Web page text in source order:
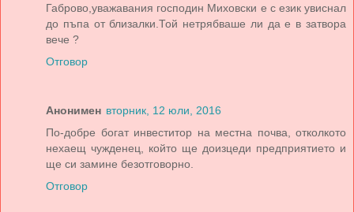
Габрово,уважавания господин Миховски е с език увиснал
до пъпа от близалки.Той нетрябваше ли да е в затвора
вече ?
Отговор
Анонимен вторник, 12 юли, 2016
По-добре богат инвеститор на местна почва, отколкото
нехаещ чужденец, който ще доизцеди предприятието и
ще си замине безотговорно.
Отговор